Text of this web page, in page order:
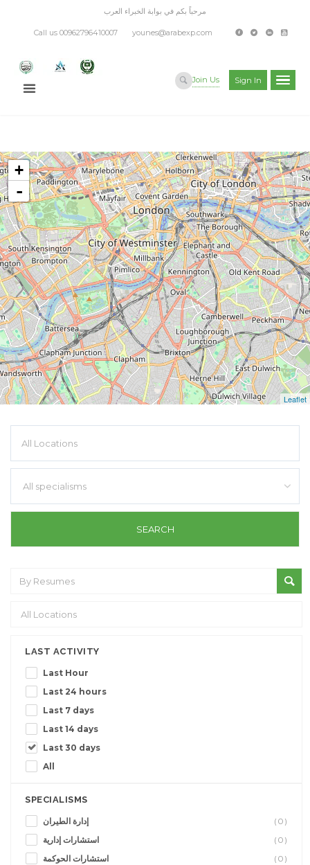
مرحباً بكم في بوابة الخبراء العرب
Call us 00962796410007 younes@arabexp.com
Join Us Sign In
+
-
Leaflet
All specialisms
LAST ACTIVITY
Last Hour
Last 24 hours
Last 7 days
Last 14 days
Last 30 days
All
SPECIALISMS
إدارة الطيران
(0)
استشارات إدارية
(0)
استشارات الحوكمة
(0)